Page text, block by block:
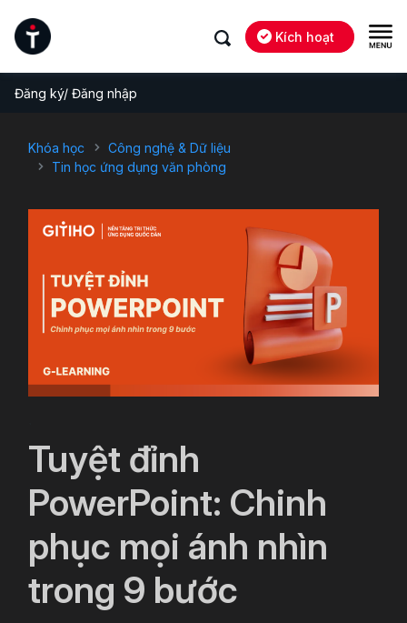
Kích hoạt
Đăng ký/ Đăng nhập
Khóa học
Công nghệ & Dữ liệu
Tin học ứng dụng văn phòng
Tuyệt đỉnh
PowerPoint: Chinh
phục mọi ánh nhìn
trong 9 bước